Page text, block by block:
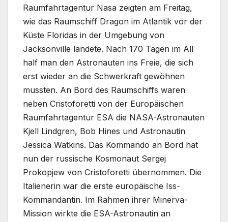
Raumfahrtagentur Nasa zeigten am Freitag,
wie das Raumschiff Dragon im Atlantik vor der
Küste Floridas in der Umgebung von
Jacksonville landete. Nach 170 Tagen im All
half man den Astronauten ins Freie, die sich
erst wieder an die Schwerkraft gewöhnen
mussten. An Bord des Raumschiffs waren
neben Cristoforetti von der Europäischen
Raumfahrtagentur ESA die NASA-Astronauten
Kjell Lindgren, Bob Hines und Astronautin
Jessica Watkins. Das Kommando an Bord hat
nun der russische Kosmonaut Sergej
Prokopjew von Cristoforetti übernommen. Die
Italienerin war die erste europäische Iss-
Kommandantin. Im Rahmen ihrer Minerva-
Mission wirkte die ESA-Astronautin an